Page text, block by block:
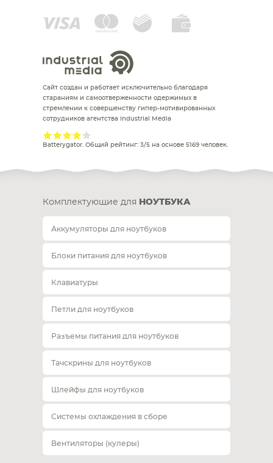
Сайт создан и работает исключительно благодаря
стараниям и самоотверженности одержимых в
стремлении к совершенству гипер-мотивированных
сотрудников агентства Industrial Media
Batterygator. Общий рейтинг: 3/5 на основе 5169 человек.
Комплектующие для НОУТБУКА
Аккумуляторы для ноутбуков
Блоки питания для ноутбуков
Клавиатуры
Петли для ноутбуков
Разъемы питания для ноутбуков
Тачскрины для ноутбуков
Шлейфы для ноутбуков
Системы охлаждения в сборе
Вентиляторы (кулеры)